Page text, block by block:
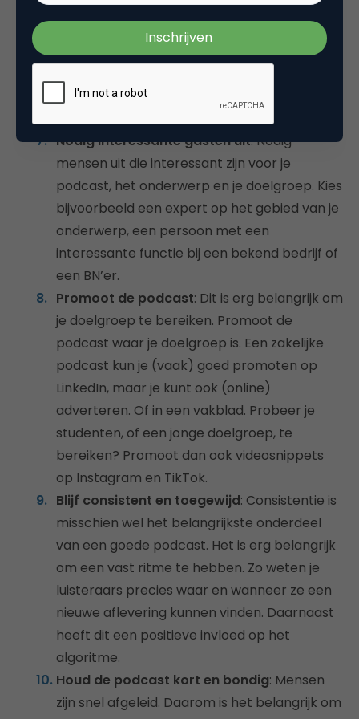
luisteraars dat ook.
Zorg voor goede apparatuur
: Kwalitatief
goede apparatuur is essentieel voor een
goed verstaanbaar is en dat er geen ruis of
Nodig interessante gasten uit: Nodig
mensen uit die interessant zijn voor je
podcast, het onderwerp en je doelgroep. Kies
bijvoorbeeld een expert op het gebied van je
onderwerp, een persoon met een
interessante functie bij een bekend bedrijf of
een BN’er.
Promoot de podcast: Dit is erg belangrijk om
je doelgroep te bereiken. Promoot de
podcast waar je doelgroep is. Een zakelijke
podcast kun je (vaak) goed promoten op
LinkedIn, maar je kunt ook (online)
adverteren. Of in een vakblad. Probeer je
studenten, of een jonge doelgroep, te
bereiken? Promoot dan ook videosnippets
op Instagram en TikTok.
Blijf consistent en toegewijd: Consistentie is
misschien wel het belangrijkste onderdeel
van een goede podcast. Het is erg belangrijk
om een vast ritme te hebben. Zo weten je
luisteraars precies waar en wanneer ze een
nieuwe aflevering kunnen vinden. Daarnaast
heeft dit een positieve invloed op het
algoritme.
Houd de podcast kort en bondig: Mensen
zijn snel afgeleid. Daarom is het belangrijk om